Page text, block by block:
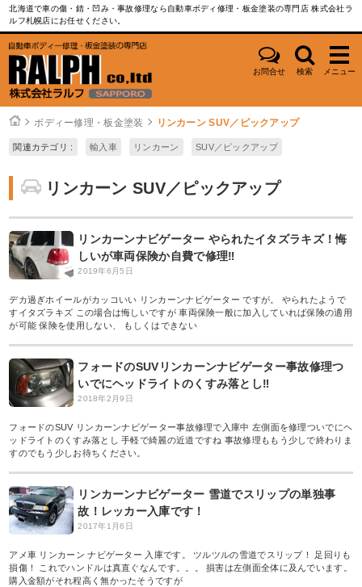
北海道で車の傷・錆・凹み・事故修理なら自動車ボディ修理・板金塗装の専門店 株式会社ラ
ルフ札幌店にお任せください。
お問合せ 検索 メニュー
ボディー修理・板金塗装 リンカーン SUV／ピックアップ
関連カテゴリ : 輸入車 リンカーン SUV／ピックアップ
リンカーン SUV／ピックアップ
リンカーンナビゲーター やられたイタズラキズ！悔
しいが車両保険か自費で修理‼︎
2019年6月5日
デカ過ぎホイールがカッコいい リンカーンナビゲーター ですが。 やられたようで
すイタズラキズ この場合は悔しいですが 車両保険一般に加入していれば保険の適用
が可能 保険を使用しない、 もしくはできない
フォードのSUVリンカーンナビゲーター事故修理つ
いでにヘッドライトのくすみ落とし‼︎
2018年2月9日
フォードのSUV リンカーンナビゲーター事故修理で入庫中 左側面を修理ついでにヘ
ッドライトのくすみ落とし 手軽で綺麗の近道ですね 事故修理ももう少しで終わりま
すのでもう少しお待ちください。
リンカーンナビゲーター 雪道でスリップの単独事
故！レッカー入庫です！
2017年1月6日
アメ車 リンカーン ナビゲーター 入庫です。 ツルツルの雪道でスリップ！ 足回りも
損傷！ これでハンドルは真直ぐなんです。。。 損害は左側面全体に及んでいます。
購入金額がそれ程高く無かったそうですが